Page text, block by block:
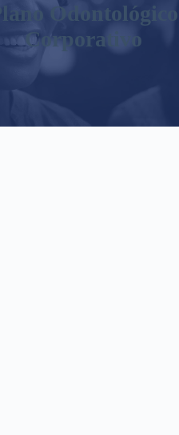
Plano Odontológico
Corporativo